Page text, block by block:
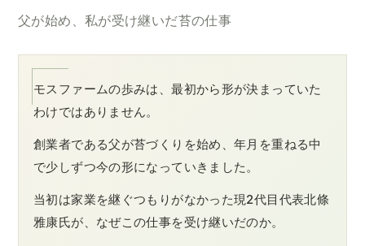
父が始め、私が受け継いだ苔の仕事
モスファームの歩みは、最初から形が決まっていた
わけではありません。
創業者である父が苔づくりを始め、年月を重ねる中
で少しずつ今の形になっていきました。
当初は家業を継ぐつもりがなかった現2代目代表北條
雅康氏が、なぜこの仕事を受け継いだのか。